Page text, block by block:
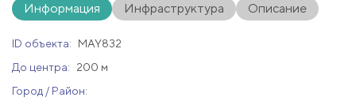
Информация Инфраструктура Описание
ID объекта:
MAY832
До центра:
200 м
Город / Район: